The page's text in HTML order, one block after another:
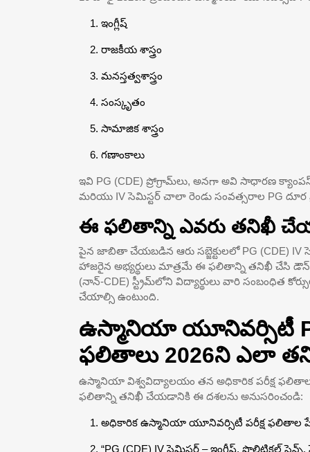
ఇంగ్లీష్
రాజకీయ శాస్త్రం
మనస్తత్వశాస్త్రం
సంస్కృతం
సామాజిక శాస్త్రం
గణాంకాలు
ఇవి PG (CDE) ప్రోగ్రామ్‌లు, అనగా అవి సాధారణ
మరియు IV సెమిస్టర్ చాలా రెండు సంవత్సరాల PG దూర
ఈ ఫలితాన్ని ఎవరు తనిఖీ
పైన జాబితా చేయబడిన ఆరు సబ్జెక్టులలో PG (CDE) IV
హాజరైన అభ్యర్థులు మాత్రమే ఈ ఫలితాన్ని తనిఖీ చేసి
(నాన్-CDE) స్ట్రీమ్‌లోని విద్యార్థులు వారి సంబంధిత
చేయాల్సి ఉంటుంది.
ఉస్మానియా యూనివర్సిటీ
ఫలితాలు 2026ని ఎలా
ఉస్మానియా విశ్వవిద్యాలయం తన అధికారిక పరీక్ష ఫలితాల
ఫలితాన్ని తనిఖీ చేయడానికి ఈ దశలను అనుసరించండి:
అధికారిక ఉస్మానియా యూనివర్సిటీ పరీక్ష ఫలితాల
“PG (CDE) IV సెమిస్టర్ – ఇంగ్లీష్, పొలిటికల్